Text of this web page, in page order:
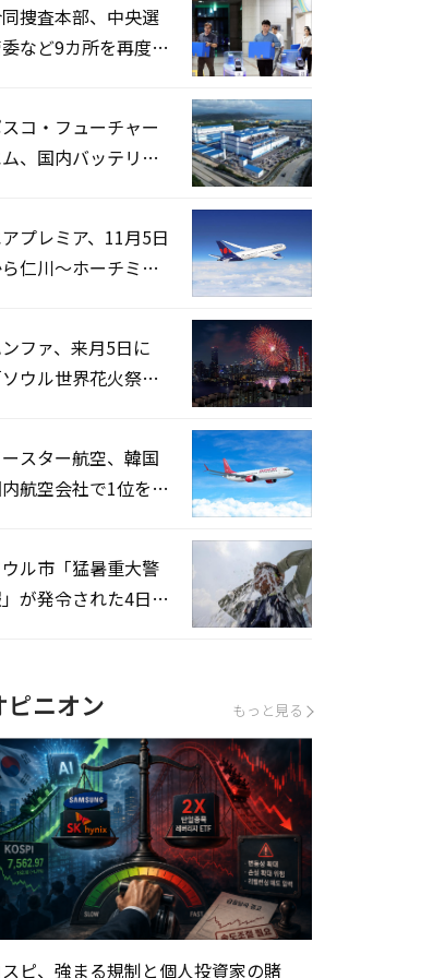
捜査本部、中央選
など9カ所を再度家
コ・フューチャー
、国内バッテリー
プレミア、11月5日
仁川〜ホーチミン
ファ、来月5日に
ソウル世界花火祭り
スター航空、韓国
航空会社で1位を記
ル市「猛暑重大警
が発令された4日、
ピニオン もっと見る
ピ、強まる規制と個人投資家の賭